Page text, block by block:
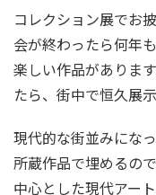
コレクション展でお
会が終わったら何年
楽しい作品がありま
たら、街中で恒久展
現代的な街並みにな
所蔵作品で埋めるの
中心とした現代アー